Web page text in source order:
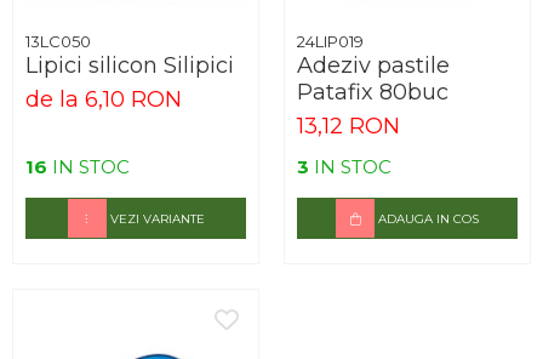
13LC050
Lipici silicon Silipici
de la 6,10 RON
16 IN STOC
VEZI VARIANTE
24LIP019
Adeziv pastile
Patafix 80buc
13,12 RON
3 IN STOC
ADAUGA IN COS